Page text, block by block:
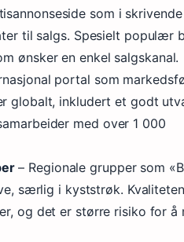
som i
til salgs. Spesielt populær
ønsker en enkel salgskanal.
portal som
globalt, inkludert et godt
med over 1 000
– Regionale grupper som
særlig i kyststrøk.
og det er større risiko for å